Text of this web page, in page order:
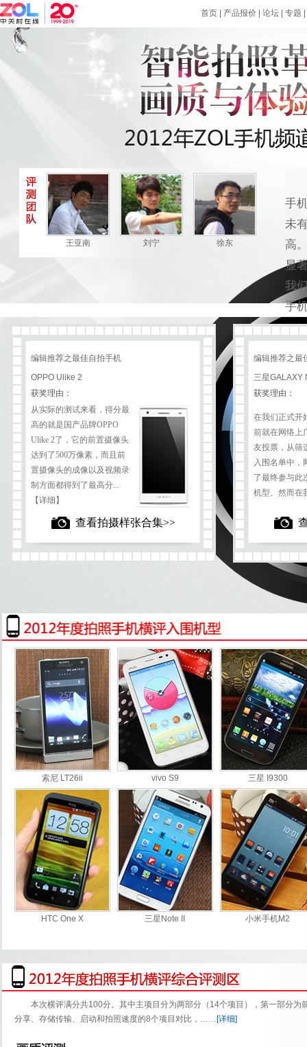
首页| 产品报价| 论坛| 专题
王亚南 刘宁 徐东
手
未
高
显
我
手
编辑推荐之最佳自拍手机
OPPO Ulike 2
获奖理由：
从实际的测试来看，得分最
高的就是国产品牌OPPO
Ulike 2了，它的前置摄像头
达到了500万像素，而且前
置摄像头的成像以及视频录
制方面都得到了最高分...
【详细】
查看拍摄样张合集>>
编辑推荐之最
三星GALAXY
获奖理由：
在我们正式开
前就在网络上
友投票，从筛
入围名单中，
了最终参与此
机型。然而在
索尼 LT26ii vivo S9 三星 I9300
HTC One X 三星Note II 小米手机M2
本次横评满分共100分。其中主项目分为两部分（14个项目），第一部分为
分享、存储传输、启动和拍照速度的8个项目对比， ……[详细]